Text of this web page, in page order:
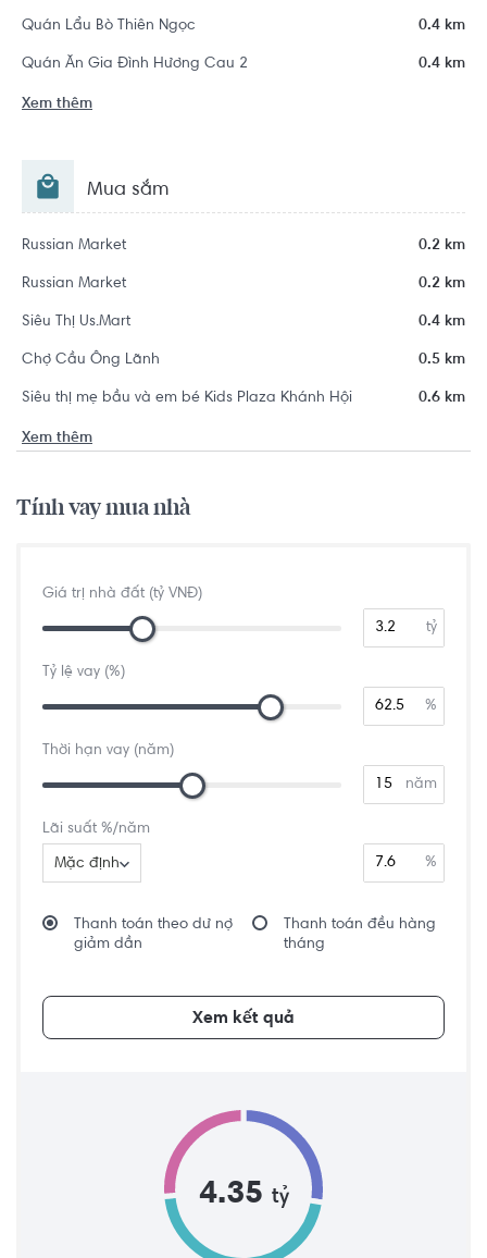
Quán Lẩu Bò Thiên Ngọc 0.4 km
Quán Ăn Gia Đình Hương Cau 2 0.4 km
Xem thêm
Mua sắm
Russian Market 0.2 km
Russian Market 0.2 km
Siêu Thị Us.Mart 0.4 km
Chợ Cầu Ông Lãnh 0.5 km
Siêu thị mẹ bầu và em bé Kids Plaza Khánh Hội 0.6 km
Xem thêm
Tính vay mua nhà
Giá trị nhà đất (tỷ VNĐ)
tỷ
Tỷ lệ vay (%)
%
Thời hạn vay (năm)
năm
Lãi suất %/năm
Mặc định %
Thanh toán theo dư nợ
giảm dần
Thanh toán đều hàng
tháng
Xem kết quả
4.35 tỷ